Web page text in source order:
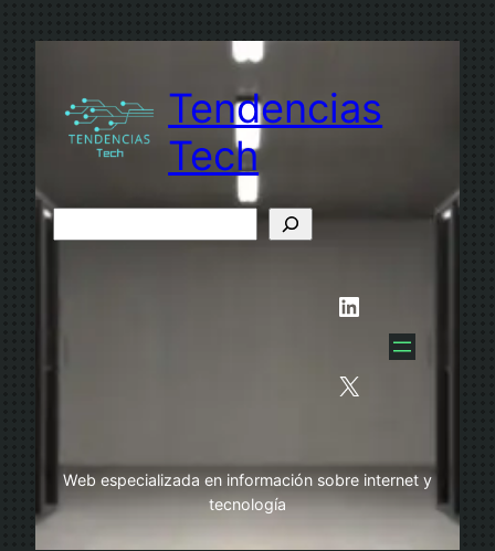
Tendencias
Tech
B
LinkedIn
X
Web especializada en información sobre internet y
tecnología